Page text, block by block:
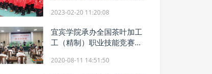
2023-02-20 11:20:08
宜宾学院承办全国茶叶加工
工（精制）职业技能竞赛四
2020-08-11 14:51:50